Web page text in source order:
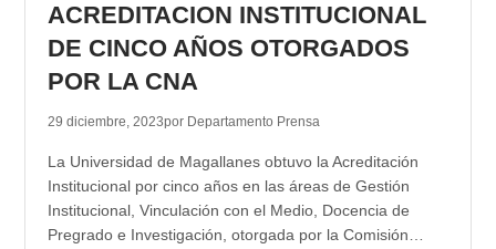
ACREDITACION INSTITUCIONAL
DE CINCO AÑOS OTORGADOS
POR LA CNA
29 diciembre, 2023por Departamento Prensa
La Universidad de Magallanes obtuvo la Acreditación
Institucional por cinco años en las áreas de Gestión
Institucional, Vinculación con el Medio, Docencia de
Pregrado e Investigación, otorgada por la Comisión…